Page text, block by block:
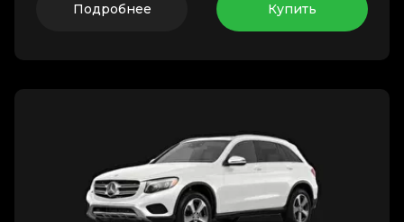
Подробнее Купить